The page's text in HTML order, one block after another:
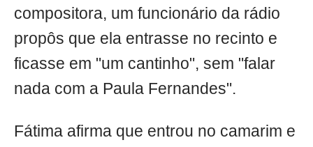
compositora, um funcionário da rádio
propôs que ela entrasse no recinto e
ficasse em "um cantinho", sem "falar
nada com a Paula Fernandes".
Fátima afirma que entrou no camarim e